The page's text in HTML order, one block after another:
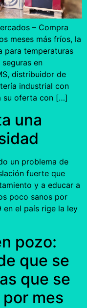
– Compra
meses más fríos, la
para temperaturas
en
distribuidor de
industrial con
su oferta con […]
una
un problema de
fuerte que
y a educar a
poco sanos por
en el país rige la ley
pozo:
que se
que se
mes